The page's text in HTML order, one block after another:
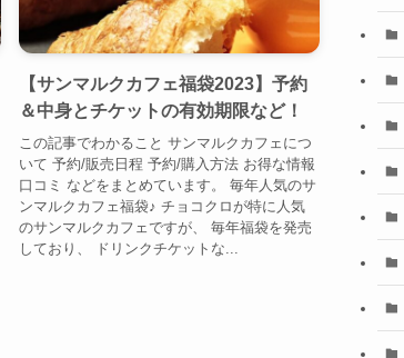
【サンマルクカフェ福袋2023】予約
＆中身とチケットの有効期限など！
この記事でわかること サンマルクカフェにつ
いて 予約/販売日程 予約/購入方法 お得な情報
口コミ などをまとめています。 毎年人気のサ
ンマルクカフェ福袋♪ チョコクロが特に人気
のサンマルクカフェですが、 毎年福袋を発売
しており、 ドリンクチケットな...